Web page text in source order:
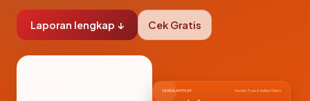
Laporan lengkap ↓ Cek Gratis